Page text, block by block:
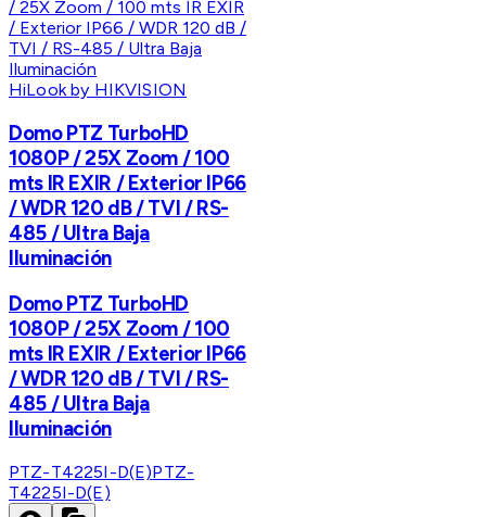
HiLook by HIKVISION
Domo PTZ TurboHD
1080P / 25X Zoom / 100
mts IR EXIR / Exterior IP66
/ WDR 120 dB / TVI / RS-
485 / Ultra Baja
Iluminación
Domo PTZ TurboHD
1080P / 25X Zoom / 100
mts IR EXIR / Exterior IP66
/ WDR 120 dB / TVI / RS-
485 / Ultra Baja
Iluminación
PTZ-T4225I-D(E)PTZ-
T4225I-D(E)